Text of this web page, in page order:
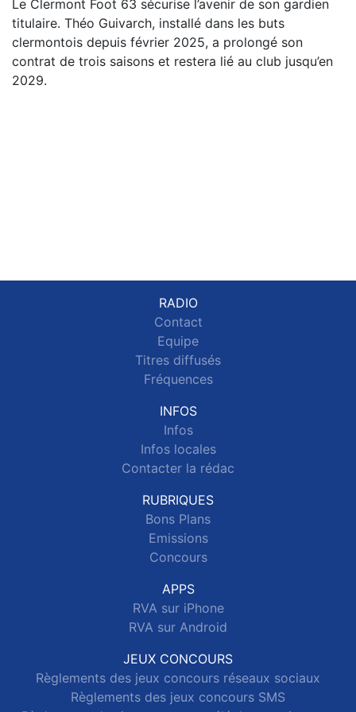
Le Clermont Foot 63 sécurise l’avenir de son gardien
titulaire. Théo Guivarch, installé dans les buts
clermontois depuis février 2025, a prolongé son
contrat de trois saisons et restera lié au club jusqu’en
2029.
RADIO
Contact
Equipe
Titres diffusés
Fréquences
INFOS
Infos
Infos locales
Contacter la rédac
RUBRIQUES
Bons Plans
Emissions
Concours
APPS
RVA sur iPhone
RVA sur Android
JEUX CONCOURS
Règlements des jeux concours réseaux sociaux
Règlements des jeux concours SMS